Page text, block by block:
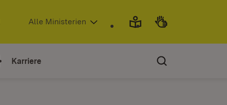
(Öffnet in neuem Fenster)
Alle Ministerien
Karriere